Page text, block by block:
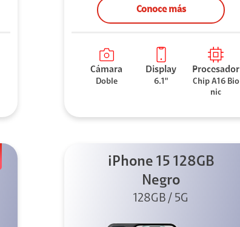
Conoce más
Cámara
Doble
Display
6.1"
Procesador
Chip A16 Bio
nic
iPhone 15 128GB
Negro
128GB / 5G